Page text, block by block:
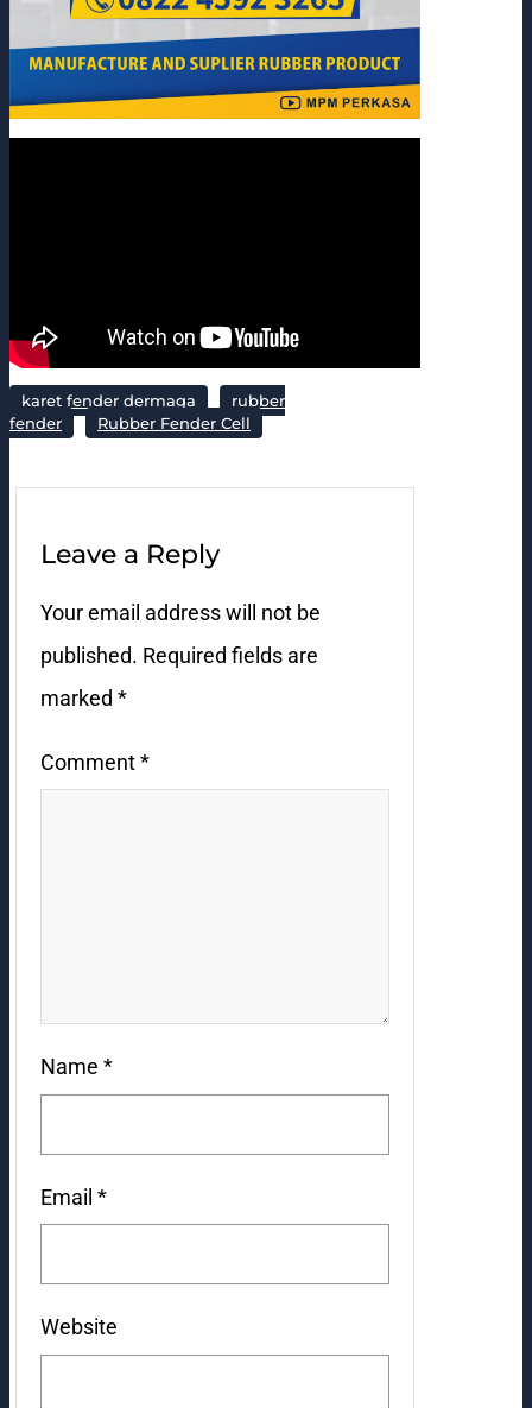
karet fender dermaga
rubber
fender
Rubber Fender Cell
Leave a Reply
Your email address will not be
published. Required fields are
marked *
Comment*
Name *
Email *
Website